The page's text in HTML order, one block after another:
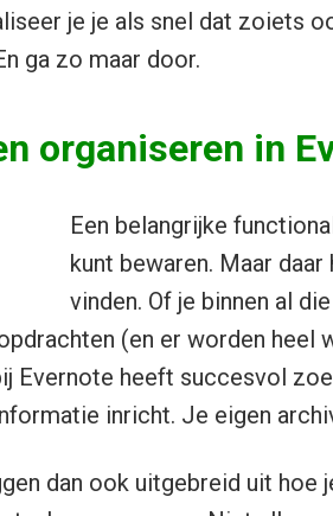
je je als snel dat zoiets
ga zo maar door.
organiseren in
Een belangrijke
kunt bewaren. Maar
vinden. Of je binnen al
(en er worden heel
Evernote heeft succesvol
inricht. Je eigen
dan ook uitgebreid uit hoe